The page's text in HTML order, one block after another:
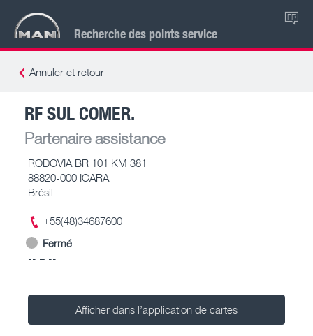
Recherche des points service
FR
Annuler et retour
RF SUL COMER.
Partenaire assistance
RODOVIA BR 101 KM 381
88820-000 ICARA
Brésil
+55(48)34687600
Fermé
-- – --
Afficher dans l’application de cartes